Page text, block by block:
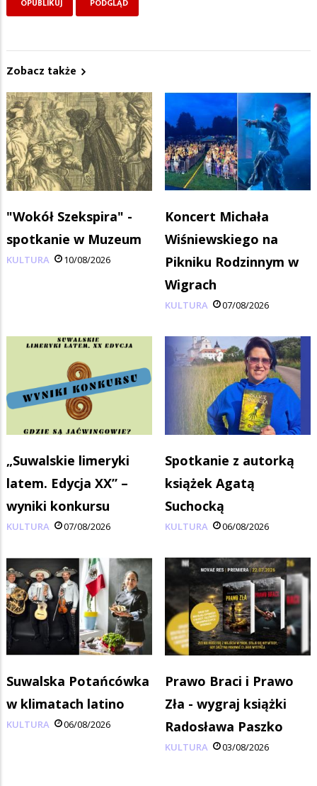
Zobacz także
"Wokół Szekspira" -
spotkanie w Muzeum
KULTURA 10/08/2026
Koncert Michała
Wiśniewskiego na
Pikniku Rodzinnym w
Wigrach
KULTURA 07/08/2026
„Suwalskie limeryki
latem. Edycja XX” –
wyniki konkursu
KULTURA 07/08/2026
Spotkanie z autorką
książek Agatą
Suchocką
KULTURA 06/08/2026
Suwalska Potańcówka
w klimatach latino
KULTURA 06/08/2026
Prawo Braci i Prawo
Zła - wygraj książki
Radosława Paszko
KULTURA 03/08/2026